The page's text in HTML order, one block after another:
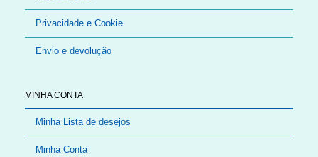
Privacidade e Cookie
Envio e devolução
MINHA CONTA
Minha Lista de desejos
Minha Conta